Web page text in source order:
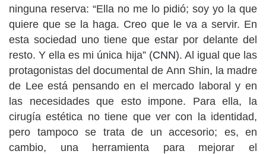
ninguna reserva: “Ella no me lo pidió; soy yo la que
quiere que se la haga. Creo que le va a servir. En
esta sociedad uno tiene que estar por delante del
resto. Y ella es mi única hija” (CNN). Al igual que las
protagonistas del documental de Ann Shin, la madre
de Lee está pensando en el mercado laboral y en
las necesidades que esto impone. Para ella, la
cirugía estética no tiene que ver con la identidad,
pero tampoco se trata de un accesorio; es, en
cambio, una herramienta para mejorar el